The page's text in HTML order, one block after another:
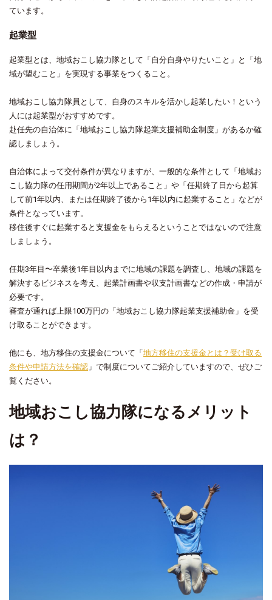
ています。
起業型
起業型とは、地域おこし協力隊として「自分自身やりたいこと」と「地
域が望むこと」を実現する事業をつくること。
地域おこし協力隊員として、自身のスキルを活かし起業したい！という
人には起業型がおすすめです。
赴任先の自治体に「地域おこし協力隊起業支援補助金制度」があるか確
認しましょう。
自治体によって交付条件が異なりますが、一般的な条件として「地域お
こし協力隊の任用期間が2年以上であること」や「任期終了日から起算
して前1年以内、または任期終了後から1年以内に起業すること」などが
条件となっています。
移住後すぐに起業すると支援金をもらえるということではないので注意
しましょう。
任期3年目〜卒業後1年目以内までに地域の課題を調査し、地域の課題を
解決するビジネスを考え、起業計画書や収支計画書などの作成・申請が
必要です。
審査が通れば上限100万円の「地域おこし協力隊起業支援補助金」を受
け取ることができます。
他にも、地方移住の支援金について「 地方移住の支援金とは？受け取る
条件や申請方法を確認 」で制度についてご紹介していますので、ぜひご
覧ください。
地域おこし協力隊になるメリット
は？